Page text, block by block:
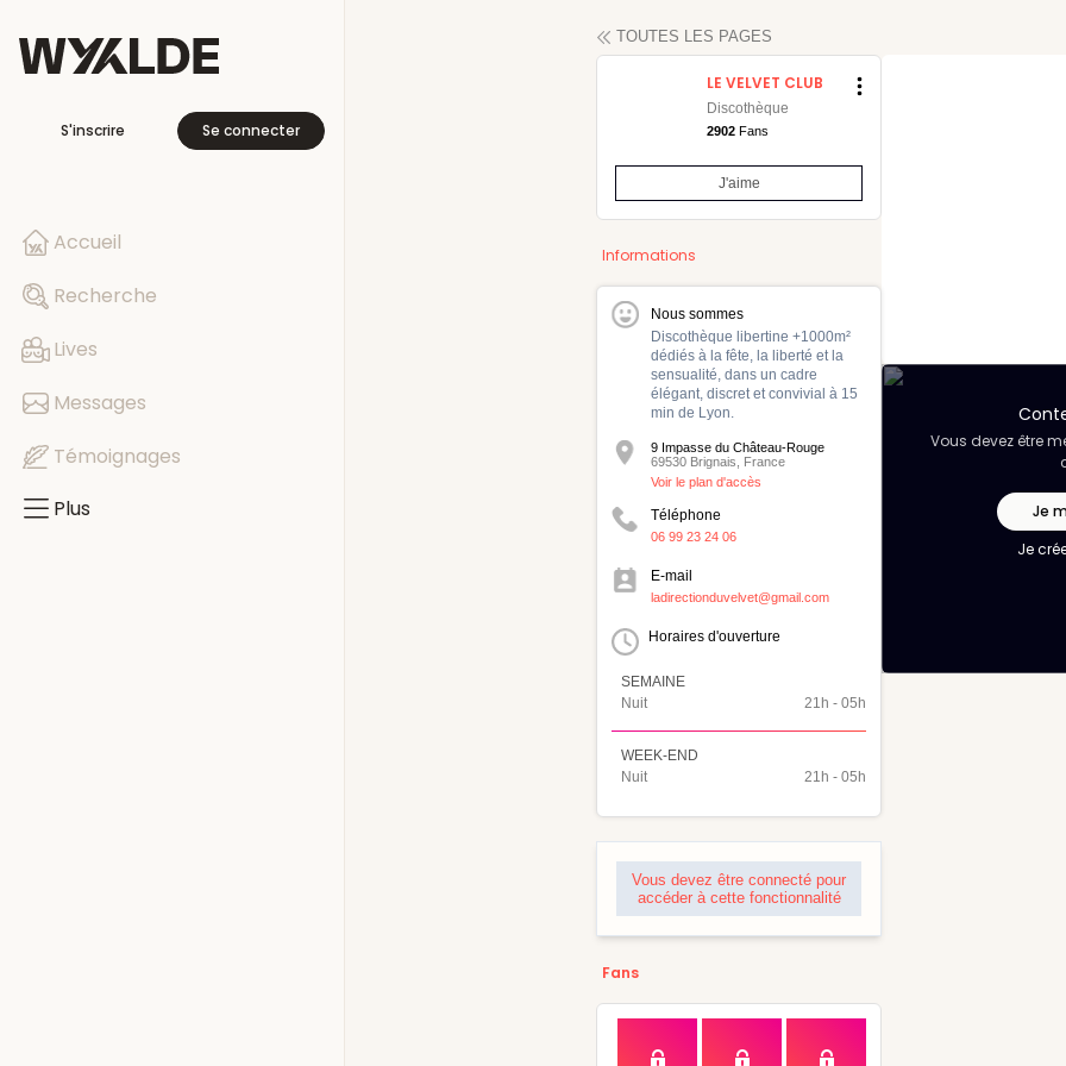
S'inscrire Se connecter
Accueil
Recherche
Lives
Messages
Témoignages
Plus
TOUTES LES PAGES
LE VELVET CLUB
Discothèque
2902 Fans
J'aime
Informations
Nous sommes
Discothèque libertine +1000m²
dédiés à la fête, la liberté et la
sensualité, dans un cadre
élégant, discret et convivial à 15
min de Lyon.
9 Impasse du Château-Rouge
69530 Brignais, France
Voir le plan d'accès
Téléphone
06 99 23 24 06
E-mail
ladirectionduvelvet@gmail.com
Horaires d'ouverture
SEMAINE
Nuit
21h - 05h
WEEK-END
Nuit
21h - 05h
Vous devez être connecté pour
accéder à cette fonctionnalité
Fans
Vous devez être
Je
Je
Accueil